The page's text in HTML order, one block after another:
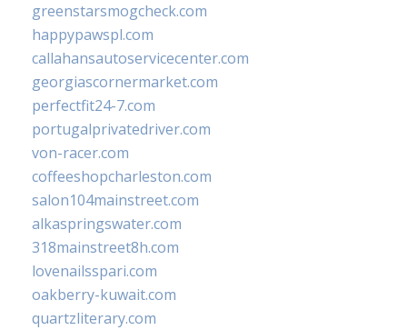
greenstarsmogcheck.com
happypawspl.com
callahansautoservicecenter.com
georgiascornermarket.com
perfectfit24-7.com
portugalprivatedriver.com
von-racer.com
coffeeshopcharleston.com
salon104mainstreet.com
alkaspringswater.com
318mainstreet8h.com
lovenailsspari.com
oakberry-kuwait.com
quartzliterary.com